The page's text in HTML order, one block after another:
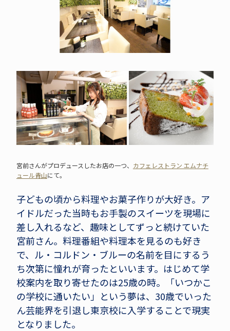
宮前さんがプロデュースしたお店の一つ、 カフェレストラン エムナチ
ュール青山にて。
子どもの頃から料理やお菓子作りが大好き。ア
イドルだった当時もお手製のスイーツを現場に
差し入れるなど、趣味としてずっと続けていた
宮前さん。料理番組や料理本を見るのも好き
で、ル・コルドン・ブルーの名前を目にするう
ち次第に憧れが育ったといいます。はじめて学
校案内を取り寄せたのは25歳の時。「いつかこ
の学校に通いたい」という夢は、30歳でいった
ん芸能界を引退し東京校に入学することで現実
となりました。